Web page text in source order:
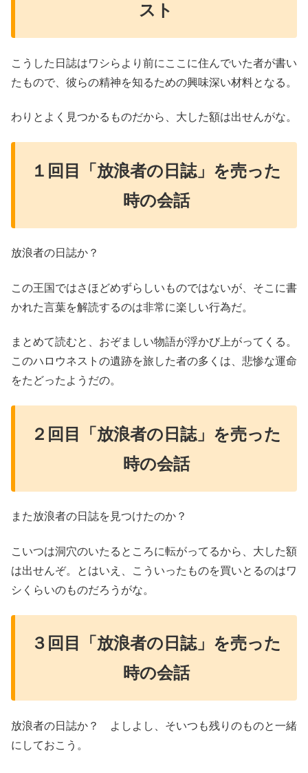
スト
こうした日誌はワシらより前にここに住んでいた者が書い
たもので、彼らの精神を知るための興味深い材料となる。
わりとよく見つかるものだから、大した額は出せんがな。
１回目「放浪者の日誌」を売った
時の会話
放浪者の日誌か？
この王国ではさほどめずらしいものではないが、そこに書
かれた言葉を解読するのは非常に楽しい行為だ。
まとめて読むと、おぞましい物語が浮かび上がってくる。
このハロウネストの遺跡を旅した者の多くは、悲惨な運命
をたどったようだの。
２回目「放浪者の日誌」を売った
時の会話
また放浪者の日誌を見つけたのか？
こいつは洞穴のいたるところに転がってるから、大した額
は出せんぞ。とはいえ、こういったものを買いとるのはワ
シくらいのものだろうがな。
３回目「放浪者の日誌」を売った
時の会話
放浪者の日誌か？ よしよし、そいつも残りのものと一緒
にしておこう。